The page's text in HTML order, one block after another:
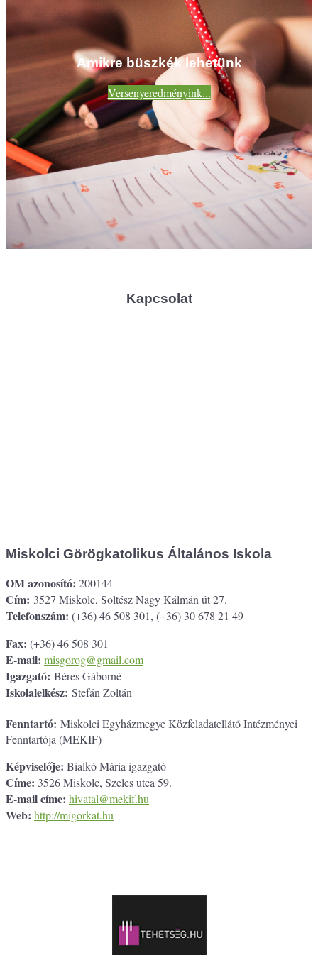
Amikre büszkék lehetünk
Versenyeredményink...
Kapcsolat
Miskolci Görögkatolikus Általános Iskola
OM azonosító: 200144
Cím: 3527 Miskolc, Soltész Nagy Kálmán út 27.
Telefonszám: (+36) 46 508 301, (+36) 30 678 21 49
Fax: (+36) 46 508 301
E-mail: misgorog@gmail.com
Igazgató: Béres Gáborné
Iskolalelkész: Stefán Zoltán
Fenntartó: Miskolci Egyházmegye Közfeladatellátó Intézményei
Fenntartója (MEKIF)
Képviselője: Bialkó Mária igazgató
Címe: 3526 Miskolc, Szeles utca 59.
E-mail címe: hivatal@mekif.hu
Web: http://migorkat.hu